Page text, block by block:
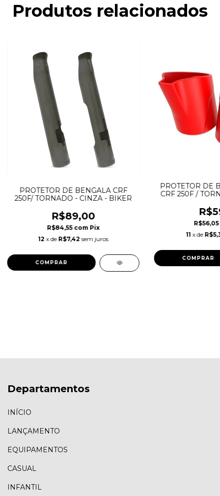
Produtos relacionados
PROTETOR DE BENGALA CRF
250F/ TORNADO - CINZA - BIKER
R$89,00
R$84,55 com Pix
12 x de R$7,42 sem juros
PROTETOR DE
CRF 250F /
R$56,05
11 x de
Departamentos
INÍCIO
LANÇAMENTO
EQUIPAMENTOS
CASUAL
INFANTIL